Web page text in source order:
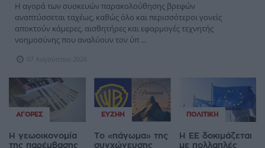
Η αγορά των συσκευών παρακολούθησης βρεφών
αναπτύσσεται ταχέως, καθώς όλο και περισσότεροι γονείς
αποκτούν κάμερες, αισθητήρες και εφαρμογές τεχνητής
νοημοσύνης που αναλύουν τον ύπ ...
07 Αυγούστου 2026
ΑΓΟΡΈΣ
Η γεωοικονομία
της παρέμβασης
ΕΥΖΗΝ
Το «πάγωμα» της
συγχώνευσης
ΠΟΛΙΤΙΚΉ
Η ΕΕ δοκιμάζεται
με πολλαπλές